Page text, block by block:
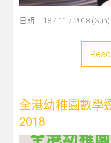
日期: 18 / 11 / 2018
全港幼稚園數學
2018